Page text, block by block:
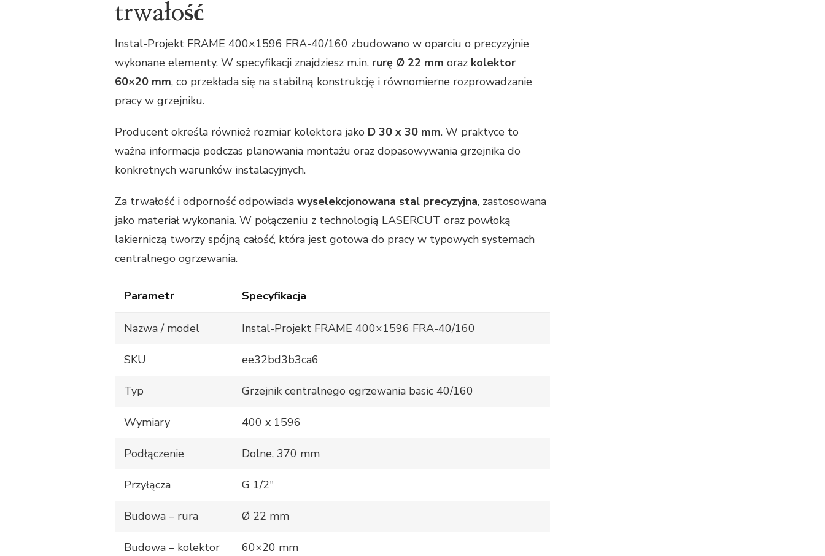
trwałość
Instal-Projekt FRAME 400×1596 FRA-40/160 zbudowano w oparciu o precyzyjnie
wykonane elementy. W specyfikacji znajdziesz m.in. rurę Ø 22 mm oraz kolektor
60×20 mm, co przekłada się na stabilną konstrukcję i równomierne rozprowadzanie
pracy w grzejniku.
Producent określa również rozmiar kolektora jako D 30 x 30 mm. W praktyce to
ważna informacja podczas planowania montażu oraz dopasowywania grzejnika do
konkretnych warunków instalacyjnych.
Za trwałość i odporność odpowiada wyselekcjonowana stal precyzyjna, zastosowana
jako materiał wykonania. W połączeniu z technologią LASERCUT oraz powłoką
lakierniczą tworzy spójną całość, która jest gotowa do pracy w typowych systemach
centralnego ogrzewania.
Parametr Specyfikacja
Nazwa / model Instal-Projekt FRAME 400×1596 FRA-40/160
SKU ee32bd3b3ca6
Typ Grzejnik centralnego ogrzewania basic 40/160
Wymiary 400 x 1596
Podłączenie Dolne, 370 mm
Przyłącza G 1/2″
Budowa – rura Ø 22 mm
Budowa – kolektor 60×20 mm